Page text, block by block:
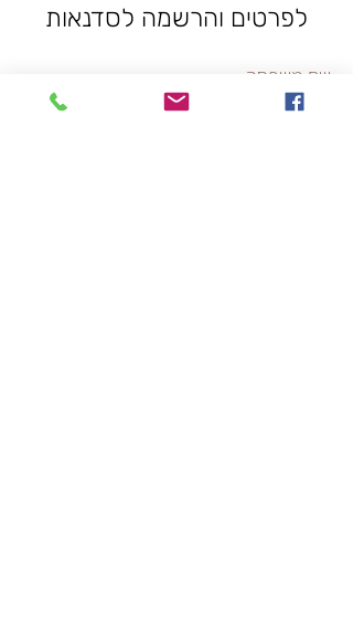
לפרטים והרשמה לסדנאות
שם משפחה